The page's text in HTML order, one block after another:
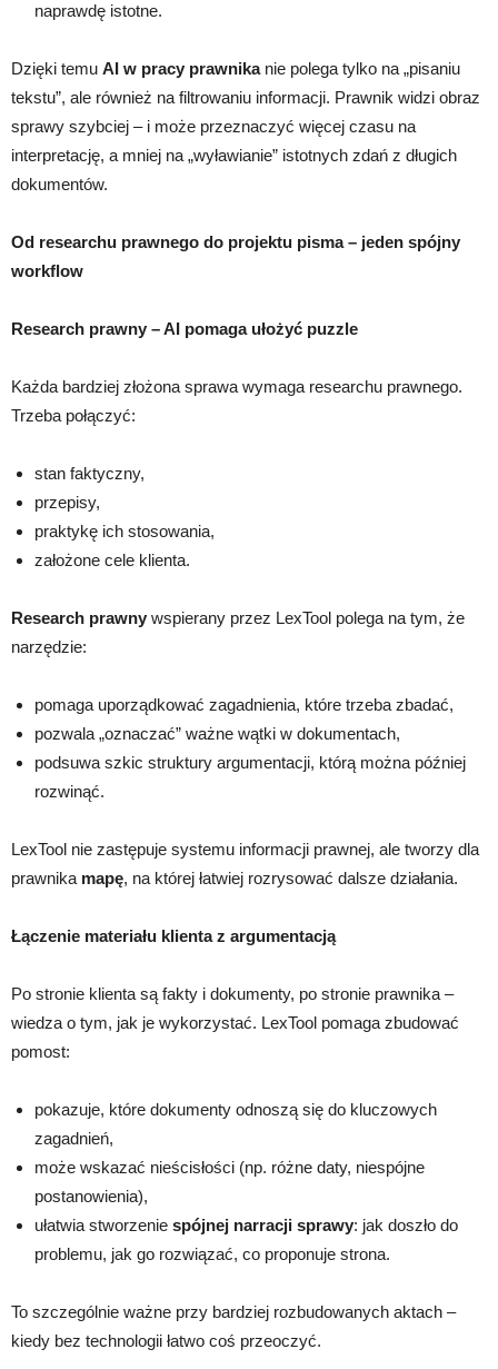
naprawdę istotne.
Dzięki temu AI w pracy prawnikanie polega tylko na „pisaniu
tekstu”, ale również na filtrowaniu informacji. Prawnik widzi obraz
sprawy szybciej – i może przeznaczyć więcej czasu na
interpretację, a mniej na „wyławianie” istotnych zdań z długich
dokumentów.
Od researchu prawnego do projektu pisma – jeden spójny
workflow
Research prawny – AI pomaga ułożyć puzzle
Każda bardziej złożona sprawa wymaga researchu prawnego.
Trzeba połączyć:
stan faktyczny,
przepisy,
praktykę ich stosowania,
założone cele klienta.
Research prawny wspierany przez LexTool polega na tym, że
narzędzie:
pomaga uporządkować zagadnienia, które trzeba zbadać,
pozwala „oznaczać” ważne wątki w dokumentach,
podsuwa szkic struktury argumentacji, którą można później
rozwinąć.
LexTool nie zastępuje systemu informacji prawnej, ale tworzy dla
prawnika mapę, na której łatwiej rozrysować dalsze działania.
Łączenie materiału klienta z argumentacją
Po stronie klienta są fakty i dokumenty, po stronie prawnika –
wiedza o tym, jak je wykorzystać. LexTool pomaga zbudować
pomost:
pokazuje, które dokumenty odnoszą się do kluczowych
zagadnień,
może wskazać nieścisłości (np. różne daty, niespójne
postanowienia),
ułatwia stworzenie spójnej narracji sprawy: jak doszło do
problemu, jak go rozwiązać, co proponuje strona.
To szczególnie ważne przy bardziej rozbudowanych aktach –
kiedy bez technologii łatwo coś przeoczyć.